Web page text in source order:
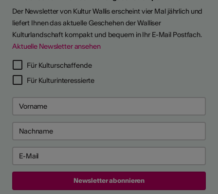
Der Newsletter von Kultur Wallis erscheint vier Mal jährlich und
liefert Ihnen das aktuelle Geschehen der Walliser
Kulturlandschaft kompakt und bequem in Ihr E-Mail Postfach.
Aktuelle Newsletter ansehen
Für Kulturschaffende
Für Kulturinteressierte